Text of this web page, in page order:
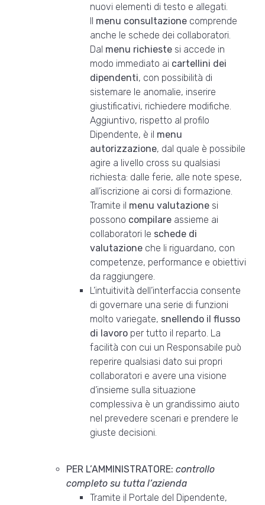
nuovi elementi di testo e allegati.
Il menu consultazione comprende
anche le schede dei collaboratori.
Dal menu richieste si accede in
modo immediato ai cartellini dei
dipendenti, con possibilità di
sistemare le anomalie, inserire
giustificativi, richiedere modifiche.
Aggiuntivo, rispetto al profilo
Dipendente, è il menu
autorizzazione, dal quale è possibile
agire a livello cross su qualsiasi
richiesta: dalle ferie, alle note spese,
all’iscrizione ai corsi di formazione.
Tramite il menu valutazione si
possono compilare assieme ai
collaboratori le schede di
valutazione che li riguardano, con
competenze, performance e obiettivi
da raggiungere.
L’intuitività dell’interfaccia consente
di governare una serie di funzioni
molto variegate, snellendo il flusso
di lavoro per tutto il reparto. La
facilità con cui un Responsabile può
reperire qualsiasi dato sui propri
collaboratori e avere una visione
d’insieme sulla situazione
complessiva è un grandissimo aiuto
nel prevedere scenari e prendere le
giuste decisioni.
PER L’AMMINISTRATORE: controllo
completo su tutta l’azienda
Tramite il Portale del Dipendente,